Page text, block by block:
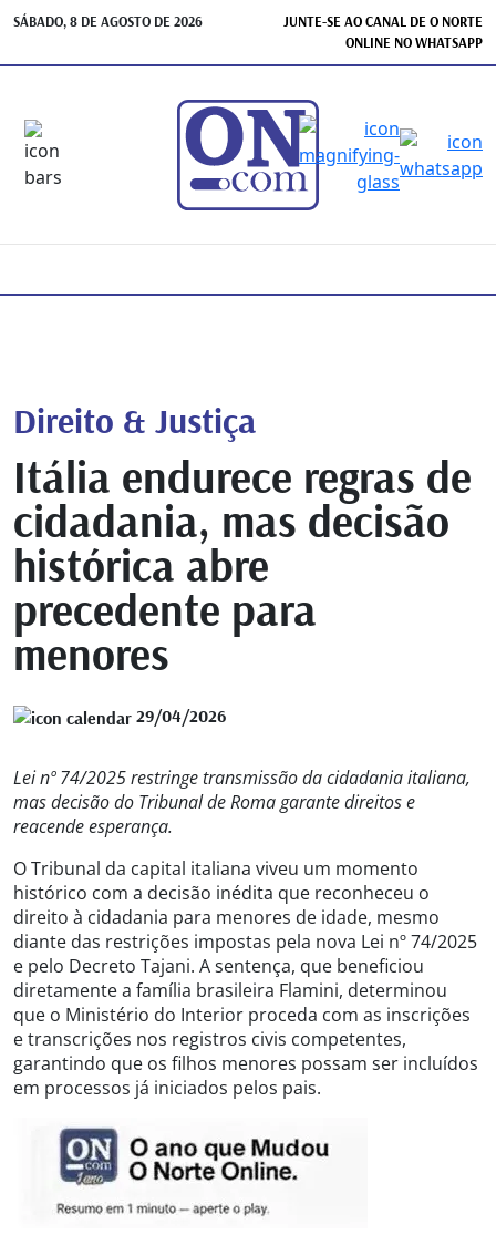
SÁBADO, 8 DE AGOSTO DE 2026
JUNTE-SE AO CANAL DE O NORTE
ONLINE NO WHATSAPP
Direito & Justiça
Itália endurece regras de
cidadania, mas decisão
histórica abre
precedente para
menores
29/04/2026
Lei nº 74/2025 restringe transmissão da cidadania italiana,
mas decisão do Tribunal de Roma garante direitos e
reacende esperança.
O Tribunal da capital italiana viveu um momento
histórico com a decisão inédita que reconheceu o
direito à cidadania para menores de idade, mesmo
diante das restrições impostas pela nova Lei nº 74/2025
e pelo Decreto Tajani. A sentença, que beneficiou
diretamente a família brasileira Flamini, determinou
que o Ministério do Interior proceda com as inscrições
e transcrições nos registros civis competentes,
garantindo que os filhos menores possam ser incluídos
em processos já iniciados pelos pais.